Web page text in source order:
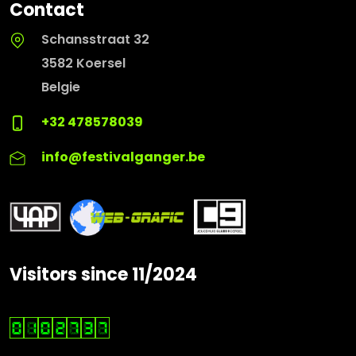
Contact
Schansstraat 32
3582 Koersel
Belgie
+32 478578039
info@festivalganger.be
Visitors since 11/2024